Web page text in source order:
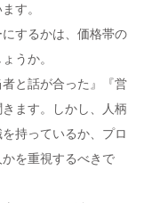
す。
するかは、価格帯の
うか。
と話が合った』『営
ます。しかし、人柄
持っているか、プロ
を重視するべきで